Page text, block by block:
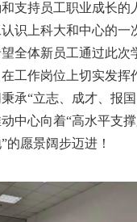
支持员工职业成长的
识上科大和中心的一
全体新员工通过此次
工作岗位上切实发挥
承“立志、成才、报
中心向着“高水平支
”的愿景阔步迈进！